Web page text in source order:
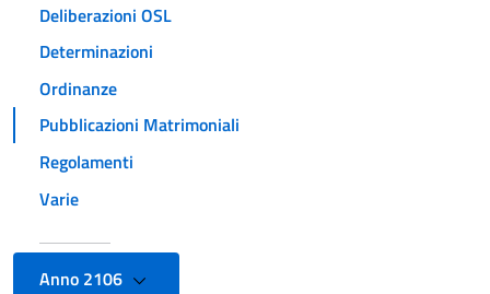
Deliberazioni OSL
Determinazioni
Ordinanze
Pubblicazioni Matrimoniali
Regolamenti
Varie
Anno 2106